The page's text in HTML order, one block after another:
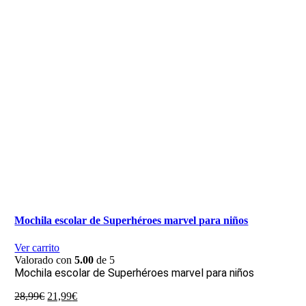
Mochila escolar de Superhéroes marvel para niños
Ver carrito
Valorado con5.00 de 5
Mochila escolar de Superhéroes marvel para niños
28,99€ El
21,99€El